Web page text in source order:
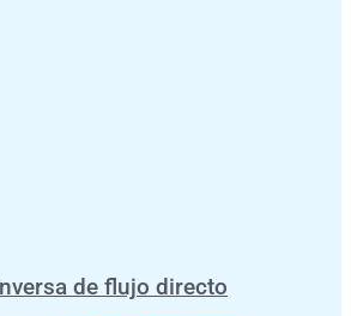
de flujo directo